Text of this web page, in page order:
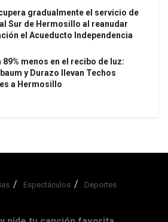
gradualmente el servicio de
Sur de Hermosillo al reanudar
el Acueducto Independencia
89% menos en el recibo de luz:
y Durazo llevan Techos
a Hermosillo
Espectáculos Deportes